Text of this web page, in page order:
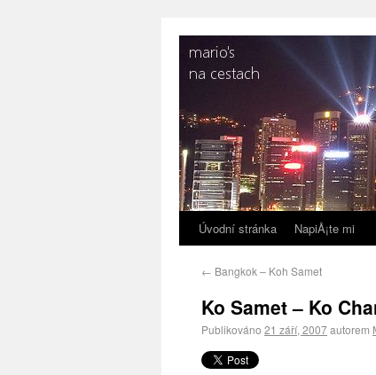
Úvodní stránka NapiÅ¡te mi
← Bangkok – Koh Samet
Ko Samet – Ko
Publikováno 21 září, 2007autorem